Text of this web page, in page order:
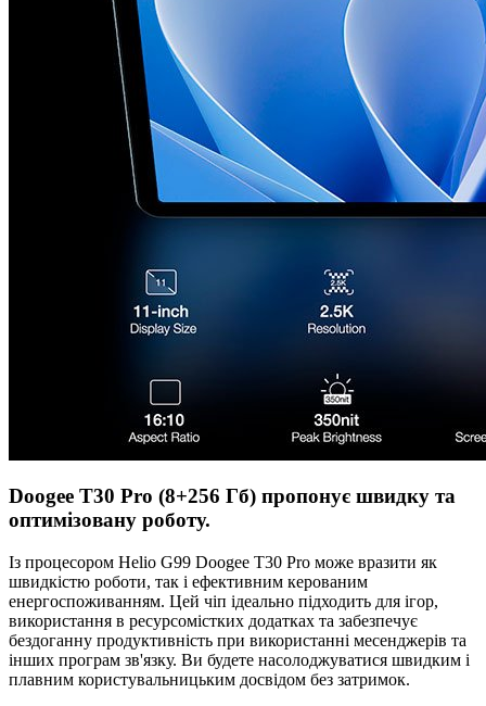
Doogee T30 Pro (8+256 Гб) пропонує швидку та
оптимізовану роботу.
Із процесором Helio G99 Doogee T30 Pro може вразити як
швидкістю роботи, так і ефективним керованим
енергоспоживанням. Цей чіп ідеально підходить для ігор,
використання в ресурсомістких додатках та забезпечує
бездоганну продуктивність при використанні месенджерів та
інших програм зв'язку. Ви будете насолоджуватися швидким і
плавним користувальницьким досвідом без затримок.